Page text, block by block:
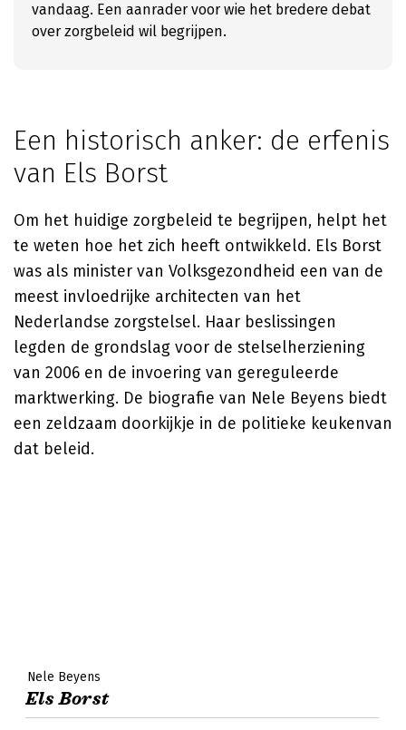
vandaag. Een aanrader voor wie het bredere debat
over zorgbeleid wil begrijpen.
Een historisch anker: de erfenis
van Els Borst
Om het huidige zorgbeleid te begrijpen, helpt het
te weten hoe het zich heeft ontwikkeld. Els Borst
was als minister van Volksgezondheid een van de
meest invloedrijke architecten van het
Nederlandse zorgstelsel. Haar beslissingen
legden de grondslag voor de stelselherziening
van 2006 en de invoering van gereguleerde
marktwerking. De biografie van Nele Beyens biedt
een zeldzaam doorkijkje in de politieke keukenvan
dat beleid.
Nele Beyens
Els Borst